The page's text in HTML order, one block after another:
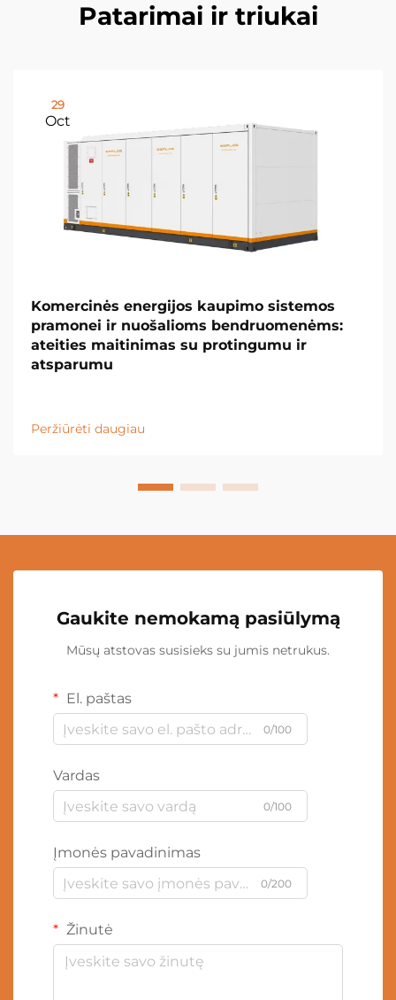
Patarimai ir triukai
29
Oct
Komercinės energijos kaupimo sistemos
pramonei ir nuošalioms bendruomenėms:
ateities maitinimas su protingumu ir
atsparumu
Peržiūrėti daugiau
Gaukite nemokamą pasiūlymą
Mūsų atstovas susisieks su jumis netrukus.
El. paštas
0/100
Vardas
0/100
Įmonės pavadinimas
0/200
Žinutė